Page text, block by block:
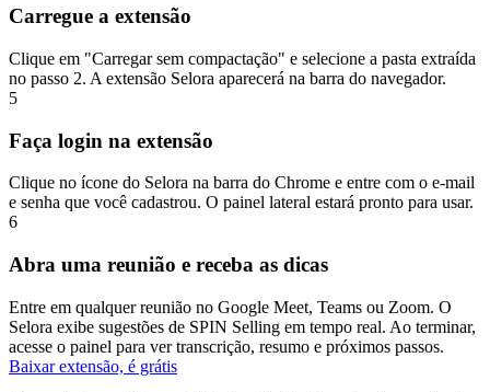
Carregue a extensão
Clique em "Carregar sem compactação" e selecione a pasta extraída
no passo 2. A extensão Selora aparecerá na barra do navegador.
5
Faça login na extensão
Clique no ícone do Selora na barra do Chrome e entre com o e-mail
e senha que você cadastrou. O painel lateral estará pronto para usar.
6
Abra uma reunião e receba as dicas
Entre em qualquer reunião no Google Meet, Teams ou Zoom. O
Selora exibe sugestões de SPIN Selling em tempo real. Ao terminar,
acesse o painel para ver transcrição, resumo e próximos passos.
Baixar extensão, é grátis